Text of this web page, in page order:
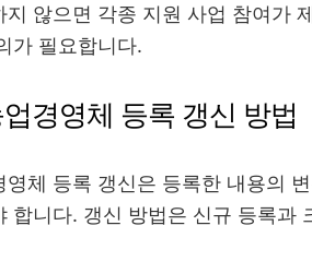
지 않으면 각종 지원 사업 참여가
가 필요합니다.
경영체 등록 갱신 방법
영체 등록 갱신은 등록한 내용의
합니다. 갱신 방법은 신규 등록과